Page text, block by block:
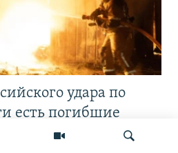
удара по
есть погибшие